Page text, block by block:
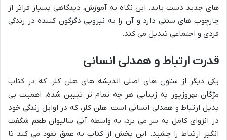
های جدید دست یابد. این نگاه به آموزش، دیدگاهی بسیار فراتر از
چارچوب های سنتی دارد و آن را به نیرویی دگرگون کننده در زندگی
فردی و اجتماعی تبدیل می کند.
قدرت ارتباط و همدلی انسانی
یکی دیگر از ستون های اصلی اندیشه های هلن کلر، که در کتاب
مژگان بهروزپور به زیبایی هر چه تمام تر تبیین شده، اهمیت بی
بدیل ارتباط و همدلی انسانی است. هلن کلر، که در اوایل زندگی خود
در انزوای کامل به سر می برد، به واسطه آنی سالیوان طعم شگفت
انگیز ارتباط را چشید. این بخش از کتاب به عمق نفوذ می کند تا